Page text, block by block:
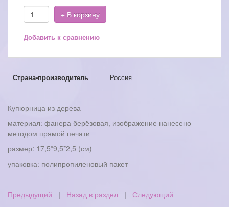
+ В корзину
Добавить к сравнению
Страна-производитель Россия
Купюрница из дерева
материал: фанера берёзовая, изображение нанесено
методом прямой печати
размер: 17,5*9,5*2,5 (см)
упаковка: полипропиленовый пакет
Предыдущий | Назад в раздел | Следующий